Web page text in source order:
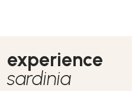
experience
sardinia